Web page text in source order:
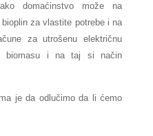
domaćinstvo može na
za vlastite potrebe i na
za utrošenu električnu
biomasu i na taj si način
je da odlučimo da li ćemo